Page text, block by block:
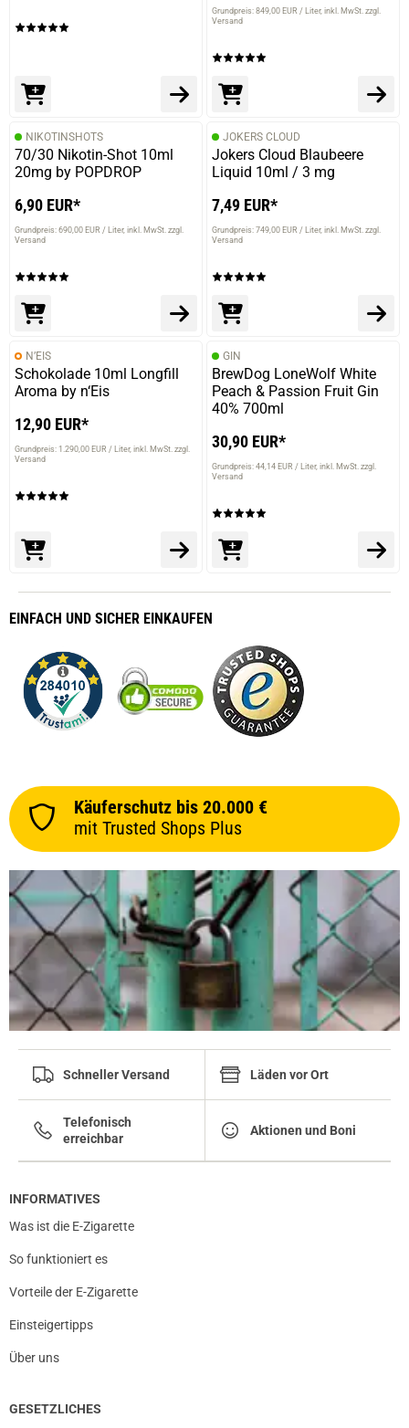
Grundpreis: 849,00 EUR / Liter inkl. MwSt. zzgl.
Versand
NIKOTINSHOTS
70/30 Nikotin-Shot 10ml
20mg by POPDROP
6,90 EUR*
Grundpreis: 690,00 EUR / Liter inkl. MwSt. zzgl.
Versand
JOKERS CLOUD
Jokers Cloud Blaubeere
Liquid 10ml / 3 mg
7,49 EUR*
Grundpreis: 749,00 EUR / Liter inkl. MwSt. zzgl.
Versand
N’EIS
Schokolade 10ml Longfill
Aroma by n‘Eis
12,90 EUR*
Grundpreis: 1.290,00 EUR / Liter inkl. MwSt. zzgl.
Versand
GIN
BrewDog LoneWolf White
Peach & Passion Fruit Gin
40% 700ml
30,90 EUR*
Grundpreis: 44,14 EUR / Liter inkl. MwSt. zzgl.
Versand
EINFACH UND SICHER EINKAUFEN
Käuferschutz bis 20.000 €
mit Trusted Shops Plus
Schneller Versand Läden vor Ort
Telefonisch
erreichbar
Aktionen und Boni
INFORMATIVES
Was ist die E-Zigarette
So funktioniert es
Vorteile der E-Zigarette
Einsteigertipps
Über uns
GESETZLICHES